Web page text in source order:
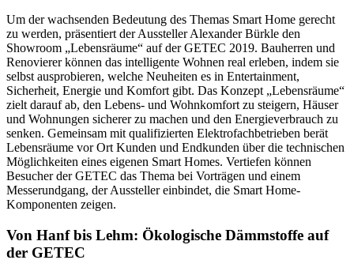
Um der wachsenden Bedeutung des Themas Smart Home gerecht
zu werden, präsentiert der Aussteller Alexander Bürkle den
Showroom „Lebensräume“ auf der GETEC 2019. Bauherren und
Renovierer können das intelligente Wohnen real erleben, indem sie
selbst ausprobieren, welche Neuheiten es in Entertainment,
Sicherheit, Energie und Komfort gibt. Das Konzept „Lebensräume“
zielt darauf ab, den Lebens- und Wohnkomfort zu steigern, Häuser
und Wohnungen sicherer zu machen und den Energieverbrauch zu
senken. Gemeinsam mit qualifizierten Elektrofachbetrieben berät
Lebensräume vor Ort Kunden und Endkunden über die technischen
Möglichkeiten eines eigenen Smart Homes. Vertiefen können
Besucher der GETEC das Thema bei Vorträgen und einem
Messerundgang, der Aussteller einbindet, die Smart Home-
Komponenten zeigen.
Von Hanf bis Lehm: Ökologische Dämmstoffe auf
der GETEC